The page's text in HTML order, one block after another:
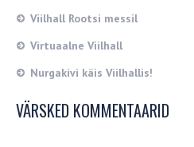
Viilhall Rootsi messil
Virtuaalne Viilhall
Nurgakivi käis Viilhallis!
VÄRSKED KOMMENTAARID